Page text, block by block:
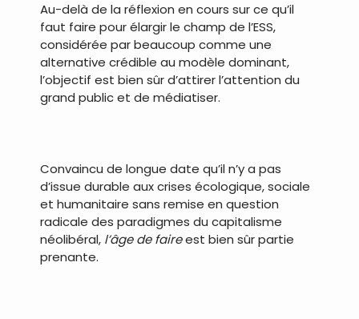
Au-delà de la réflexion en cours sur ce qu’il
faut faire pour élargir le champ de l’ESS,
considérée par beaucoup comme une
alternative crédible au modèle dominant,
l’objectif est bien sûr d’attirer l’attention du
grand public et de médiatiser.
Convaincu de longue date qu’il n’y a pas
d’issue durable aux crises écologique, sociale
et humanitaire sans remise en question
radicale des paradigmes du capitalisme
néolibéral, l’âge de faireest bien sûr partie
prenante.